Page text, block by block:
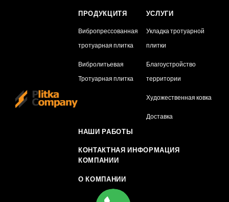
ПРОДУКЦИТЯ
Вибропрессованная
тротуарная плитка
Вибролитьевая
Тротуарная плитка
УСЛУГИ
Укладка тротуарной
плитки
Благоустройство
территории
Художественная ковка
Доставка
НАШИ РАБОТЫ
КОНТАКТНАЯ ИНФОРМАЦИЯ
КОМПАНИИ
О КОМПАНИИ